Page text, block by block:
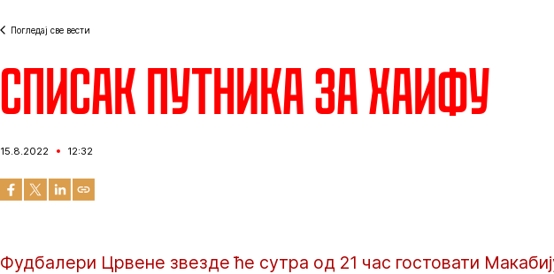
Погледај све вести
Списак путника за Хаифу
15.8.2022 12:32
Фудбалери Црвене звезде ће сутра од 21 час гостовати